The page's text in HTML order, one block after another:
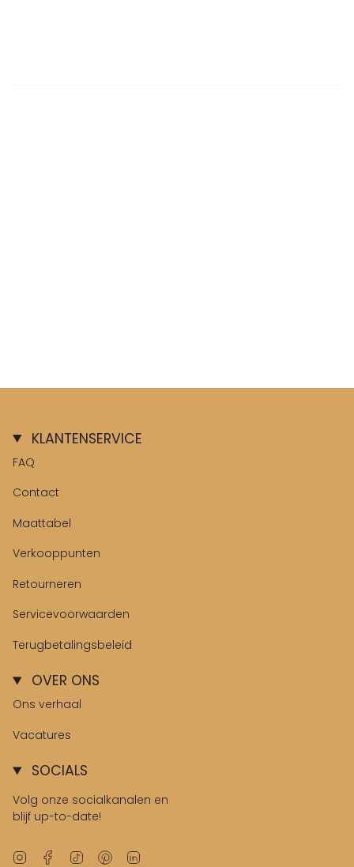
KLANTENSERVICE
FAQ
Contact
Maattabel
Verkooppunten
Retourneren
Servicevoorwaarden
Terugbetalingsbeleid
OVER ONS
Ons verhaal
Vacatures
SOCIALS
Volg onze socialkanalen en
blijf up-to-date!
InstagramFacebook
TikTok Pinterest